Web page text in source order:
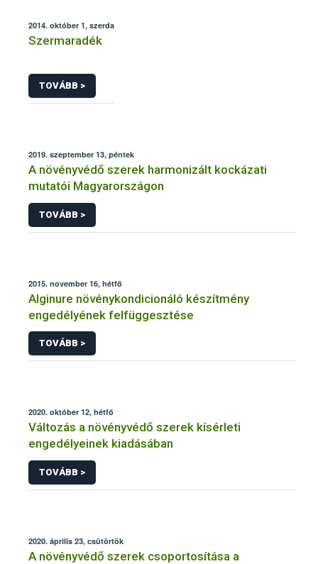
2014. október 1, szerda
Szermaradék
TOVÁBB >
2019. szeptember 13, péntek
A növényvédő szerek harmonizált kockázati
mutatói Magyarországon
TOVÁBB >
2015. november 16, hétfő
Alginure növénykondicionáló készítmény
engedélyének felfüggesztése
TOVÁBB >
2020. október 12, hétfő
Változás a növényvédő szerek kísérleti
engedélyeinek kiadásában
TOVÁBB >
2020. április 23, csütörtök
A növényvédő szerek csoportosítása a